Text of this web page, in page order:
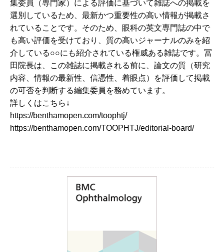
集委員（専門家）による評価に基づいて雑誌への掲載を
選別しているため、最新かつ重要性の高い情報が掲載さ
れていることです。そのため、眼科の英文専門誌の中で
も高い評価を受けており、質の高いジャーナルのみを紹
介している○○にも紹介されている権威ある雑誌です。冨
田院長は、この雑誌に掲載される前に、論文の質（研究
内容、情報の最新性、信憑性、着眼点）を評価して掲載
の可否を判断する編集委員を務めています。
詳しくはこちら↓
https://benthamopen.com/toophtj/
https://benthamopen.com/TOOPHTJ/editorial-board/